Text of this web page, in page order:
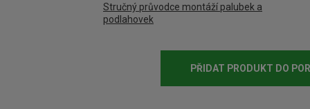
Stručný průvodce montáží palubek a
podlahovek
PŘIDAT PRODUKT DO